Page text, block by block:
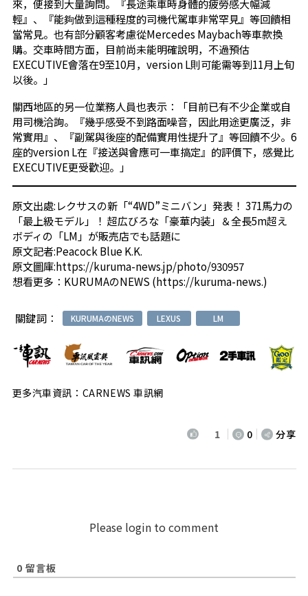
來，便接到大量詢問。『長途乘車時身體的疲勞感大幅減
輕』、『能夠做到這種程度的司機代駕車非常罕見』等回饋相
當常見。也有部分顧客考慮從Mercedes Maybach等車款換
購。交車時間方面，目前尚未能明確說明，不過預估
EXECUTIVE會落在9至10月，version L則可能需等到11月上旬
以後。」
關西地區的另一位業務人員也表示：「目前已有不少企業或自
用司機洽詢。『幾乎感受不到路面噪音，因此用途更廣泛，非
常實用』、『副駕與後座的配備實用性提升了』等回饋不少。6
座的version L在『接送與會應可一車搞定』的評價下，感覺比
EXECUTIVE更受歡迎。」
原文出處:レクサスの新「“4WD”ミニバン」発表！ 371馬力の
「最上級モデル」！ 超広びろな「豪華内装」＆全長5m超え
ボディの「LM」が販売店でも話題に
原文記者:Peacock Blue K.K.
原文圖庫:https://kuruma-news.jp/photo/930957
想看更多： KURUMAのNEWS (https://kuruma-news.)
關鍵詞： KURUMAのNEWS LEXUS LM
更多汽車資訊：CARNEWS 車訊網
1 0 分享
Please login to comment
0 留言板